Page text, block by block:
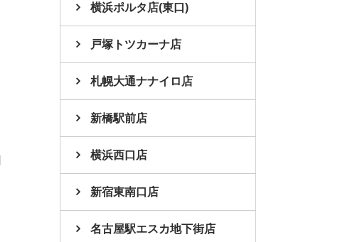
横浜ポルタ店(東口)
戸塚トツカーナ店
札幌大通ナナイロ店
新橋駅前店
横浜西口店
新宿東南口店
名古屋駅エスカ地下街店